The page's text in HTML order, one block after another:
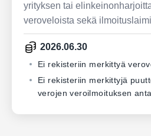
yrityksen tai
veroveloista sekä
2026.06.30
Ei rekisteriin merkittyä
Ei rekisteriin merkittyjä
verojen veroilmoituksen